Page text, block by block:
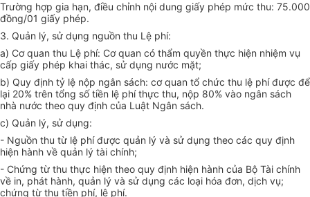
Trường hợp gia hạn, điều chỉnh nội dung giấy phép mức thu: 75.000
đồng/01 giấy phép.
3. Quản lý, sử dụng nguồn thu Lệ phí:
a) Cơ quan thu Lệ phí: Cơ quan có thẩm quyền thực hiện nhiệm vụ
cấp giấy phép khai thác, sử dụng nước mặt;
b) Quy định tỷ lệ nộp ngân sách: cơ quan tổ chức thu lệ phí được để
lại 20% trên tổng số tiền lệ phí thực thu, nộp 80% vào ngân sách
nhà nước theo quy định của Luật Ngân sách.
c) Quản lý, sử dụng:
- Nguồn thu từ lệ phí được quản lý và sử dụng theo các quy định
hiện hành về quản lý tài chính;
- Chứng từ thu thực hiện theo quy định hiện hành của Bộ Tài chính
về in, phát hành, quản lý và sử dụng các loại hóa đơn, dịch vụ;
chứng từ thu tiền phí, lệ phí.